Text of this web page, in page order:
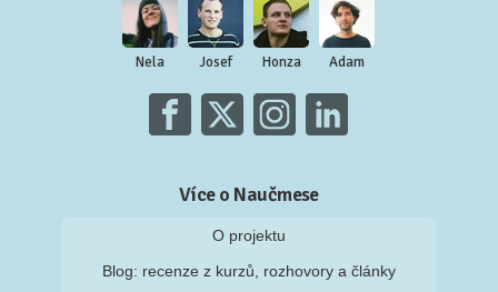
Nela Josef Honza Adam
Více o Naučmese
O projektu
Blog: recenze z kurzů, rozhovory a články